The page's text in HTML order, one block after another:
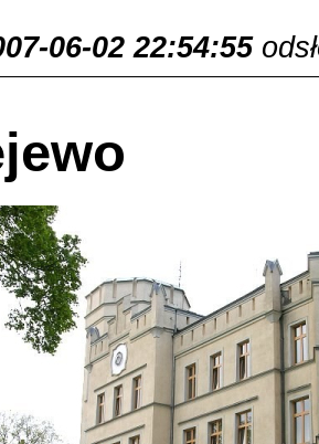
06-02 22:54:55